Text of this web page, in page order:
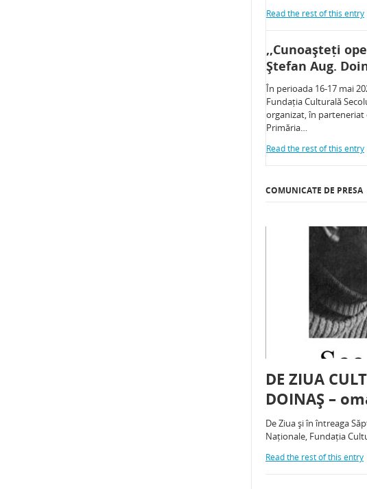
Read the rest of this entry
,,Cunoașteți
Ștefan Aug.
În perioada 16-17 mai
Fundația Culturală
organizat, în parteneriat
Primăria…
Read the rest of this entry
COMUNICATE DE PRESA
DE ZIUA
DOINAȘ –
De Ziua și în întreaga
Naționale, Fundația
Read the rest of this entry